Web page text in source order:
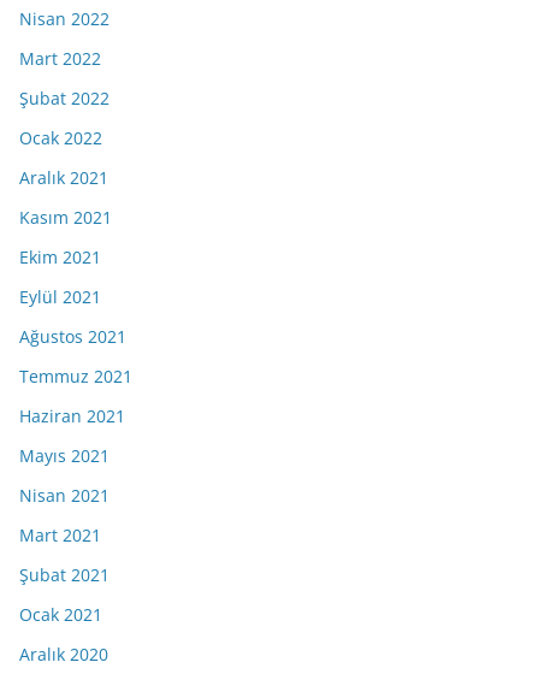
Nisan 2022
Mart 2022
Şubat 2022
Ocak 2022
Aralık 2021
Kasım 2021
Ekim 2021
Eylül 2021
Ağustos 2021
Temmuz 2021
Haziran 2021
Mayıs 2021
Nisan 2021
Mart 2021
Şubat 2021
Ocak 2021
Aralık 2020